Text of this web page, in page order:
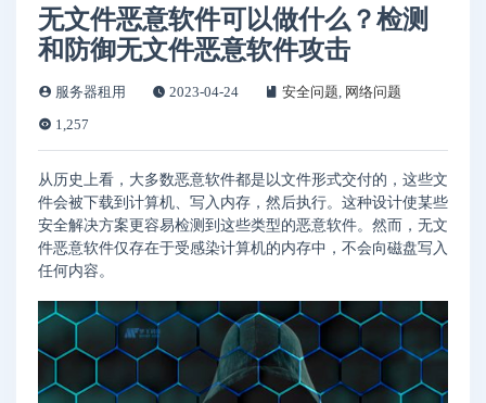
无文件恶意软件可以做什么？检测
和防御无文件恶意软件攻击
服务器租用 2023-04-24 安全问题, 网络问题
1,257
从历史上看，大多数恶意软件都是以文件形式交付的，这些文
件会被下载到计算机、写入内存，然后执行。这种设计使某些
安全解决方案更容易检测到这些类型的恶意软件。然而，无文
件恶意软件仅存在于受感染计算机的内存中，不会向磁盘写入
任何内容。